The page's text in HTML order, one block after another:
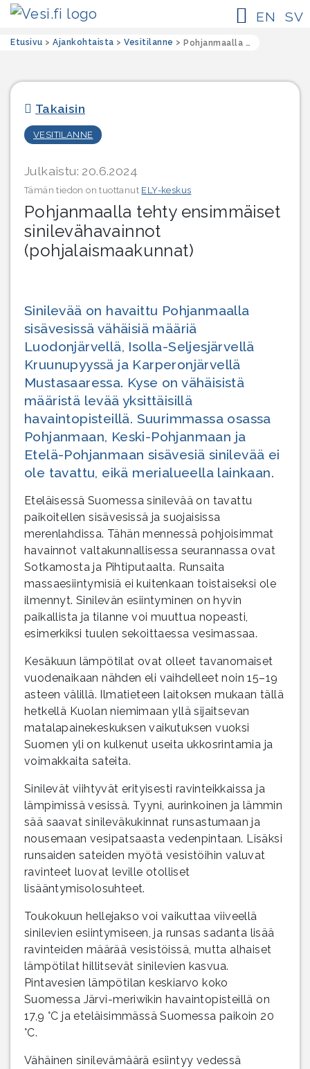
SV
EN
Etusivu > Ajankohtaista > Vesitilanne > Pohjanmaalla tehty ensimmäiset sinilevähavainnot (pohjalaismaakunnat)
Takaisin
VESITILANNE
Julkaistu: 20.6.2024
Tämän tiedon on tuottanut ELY-keskus
Pohjanmaalla tehty ensimmäiset
sinilevähavainnot
(pohjalaismaakunnat)
Sinilevää on havaittu Pohjanmaalla
sisävesissä vähäisiä määriä
Luodonjärvellä, Isolla-Seljesjärvellä
Kruunupyyssä ja Karperonjärvellä
Mustasaaressa. Kyse on vähäisistä
määristä levää yksittäisillä
havaintopisteillä. Suurimmassa osassa
Pohjanmaan, Keski-Pohjanmaan ja
Etelä-Pohjanmaan sisävesiä sinilevää ei
ole tavattu, eikä merialueella lainkaan.
Eteläisessä Suomessa sinilevää on tavattu
paikoitellen sisävesissä ja suojaisissa
merenlahdissa. Tähän mennessä pohjoisimmat
havainnot valtakunnallisessa seurannassa ovat
Sotkamosta ja Pihtiputaalta. Runsaita
massaesiintymisiä ei kuitenkaan toistaiseksi ole
ilmennyt. Sinilevän esiintyminen on hyvin
paikallista ja tilanne voi muuttua nopeasti,
esimerkiksi tuulen sekoittaessa vesimassaa.
Kesäkuun lämpötilat ovat olleet tavanomaiset
vuodenaikaan nähden eli vaihdelleet noin 15–19
asteen välillä. Ilmatieteen laitoksen mukaan tällä
hetkellä Kuolan niemimaan yllä sijaitsevan
matalapainekeskuksen vaikutuksen vuoksi
Suomen yli on kulkenut useita ukkosrintamia ja
voimakkaita sateita.
Sinilevät viihtyvät erityisesti ravinteikkaissa ja
lämpimissä vesissä. Tyyni, aurinkoinen ja lämmin
sää saavat sinileväkukinnat runsastumaan ja
nousemaan vesipatsaasta vedenpintaan. Lisäksi
runsaiden sateiden myötä vesistöihin valuvat
ravinteet luovat leville otolliset
lisääntymisolosuhteet.
Toukokuun hellejakso voi vaikuttaa viiveellä
sinilevien esiintymiseen, ja runsas sadanta lisää
ravinteiden määrää vesistöissä, mutta alhaiset
lämpötilat hillitsevät sinilevien kasvua.
Pintavesien lämpötilan keskiarvo koko
Suomessa Järvi-meriwikin havaintopisteillä on
17,9 °C ja eteläisimmässä Suomessa paikoin 20
°C.
Vähäinen sinilevämäärä esiintyy vedessä